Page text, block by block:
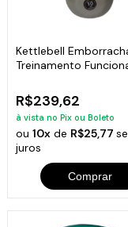
Kettlebell
Treinamento
R$239,62
à vista no Pix ou Boleto
ou10x de R$25,77
juros
Comprar